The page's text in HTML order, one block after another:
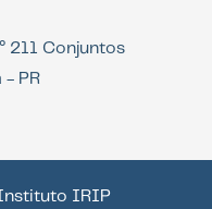
211 Conjuntos
- PR
IRIP